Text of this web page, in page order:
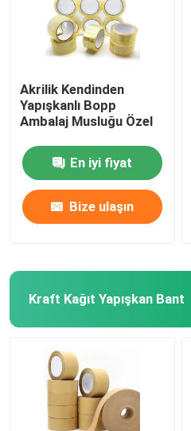
Akrilik Kendinden
Yapışkanlı Bopp
Ambalaj Musluğu Özel
En iyi fiyat
Bize ulaşın
Kraft Kağıt Yapışkan Bant